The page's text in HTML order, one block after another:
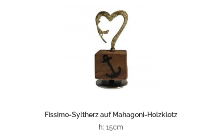
Fissimo-Syltherz auf Mahagoni-Holzklotz
h: 15cm